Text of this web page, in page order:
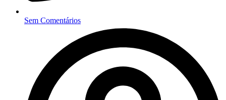
Sem Comentários